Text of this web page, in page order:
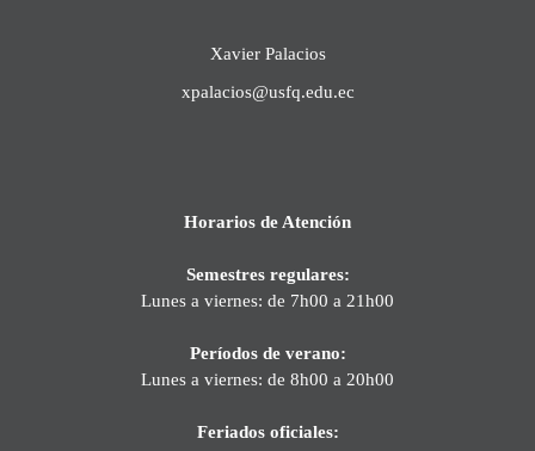
Xavier Palacios
xpalacios@usfq.edu.ec
Horarios de Atención
Semestres regulares:
Lunes a viernes: de 7h00 a 21h00
Períodos de verano:
Lunes a viernes: de 8h00 a 20h00
Feriados oficiales: